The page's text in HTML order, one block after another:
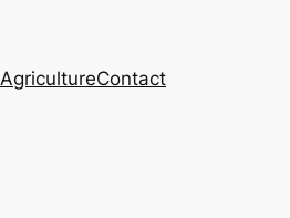
AgricultureContact